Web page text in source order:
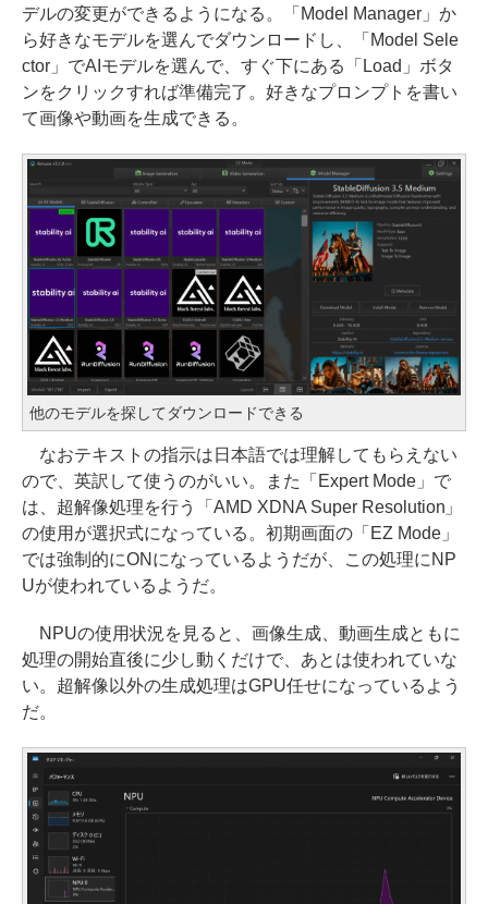
デルの変更ができるようになる。「Model Manager」か
ら好きなモデルを選んでダウンロードし、「Model Sele
ctor」でAIモデルを選んで、すぐ下にある「Load」ボタ
ンをクリックすれば準備完了。好きなプロンプトを書い
て画像や動画を生成できる。
他のモデルを探してダウンロードできる
なおテキストの指示は日本語では理解してもらえない
ので、英訳して使うのがいい。また「Expert Mode」で
は、超解像処理を行う「AMD XDNA Super Resolution」
の使用が選択式になっている。初期画面の「EZ Mode」
では強制的にONになっているようだが、この処理にNP
Uが使われているようだ。
NPUの使用状況を見ると、画像生成、動画生成ともに
処理の開始直後に少し動くだけで、あとは使われていな
い。超解像以外の生成処理はGPU任せになっているよう
だ。